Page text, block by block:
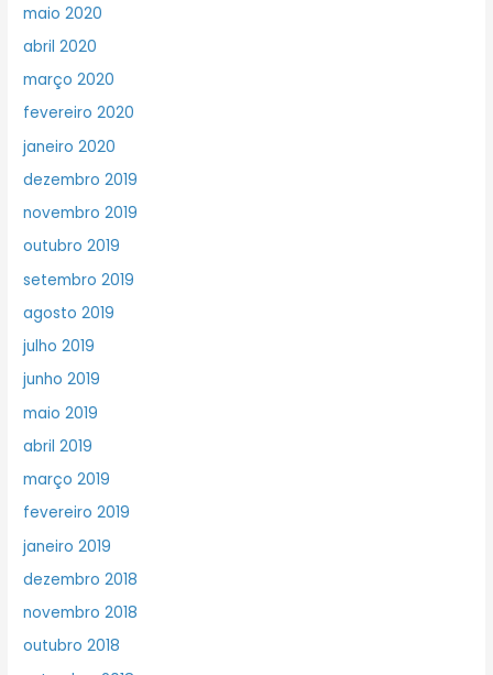
maio 2020
abril 2020
março 2020
fevereiro 2020
janeiro 2020
dezembro 2019
novembro 2019
outubro 2019
setembro 2019
agosto 2019
julho 2019
junho 2019
maio 2019
abril 2019
março 2019
fevereiro 2019
janeiro 2019
dezembro 2018
novembro 2018
outubro 2018